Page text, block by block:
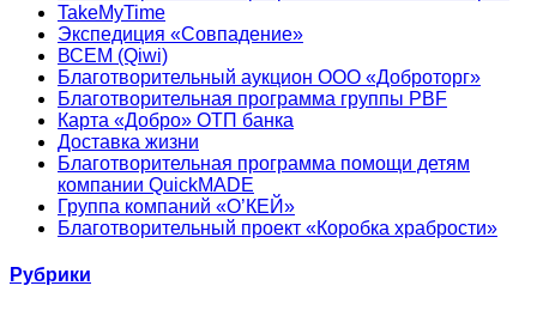
TakeMyTime
Экспедиция «Совпадение»
ВСЕМ (Qiwi)
Благотворительный аукцион ООО «Доброторг»
Благотворительная программа группы PBF
Карта «Добро» ОТП банка
Доставка жизни
Благотворительная программа помощи детям
компании QuickMADE
Группа компаний «О’КЕЙ»
Благотворительный проект «Коробка храбрости»
Рубрики